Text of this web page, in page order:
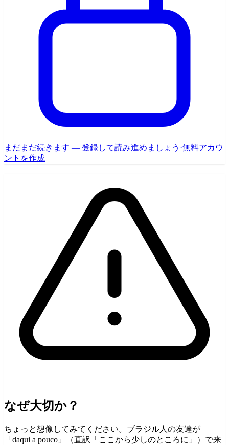
まだまだ続きます — 登録して読み進めましょう ·無料アカウ
ントを作成
なぜ大切か？
ちょっと想像してみてください。ブラジル人の友達が
「daqui a pouco」（直訳「ここから少しのところに」）で来